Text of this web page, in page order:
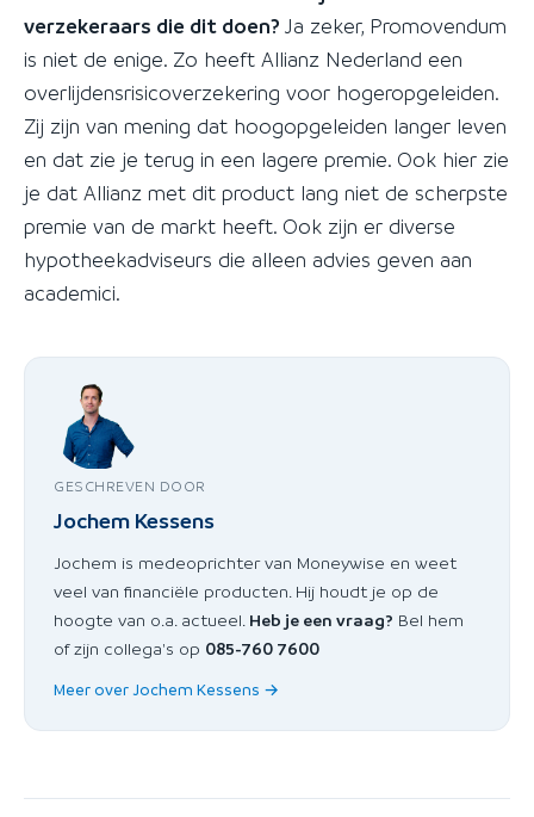
verzekeraars die dit doen? Ja zeker, Promovendum
is niet de enige. Zo heeft Allianz Nederland een
overlijdensrisicoverzekering voor hogeropgeleiden.
Zij zijn van mening dat hoogopgeleiden langer leven
en dat zie je terug in een lagere premie. Ook hier zie
je dat Allianz met dit product lang niet de scherpste
premie van de markt heeft. Ook zijn er diverse
hypotheekadviseurs die alleen advies geven aan
academici.
GESCHREVEN DOOR
Jochem Kessens
Jochem is medeoprichter van Moneywise en weet
veel van financiële producten. Hij houdt je op de
hoogte van o.a. actueel. Heb je een vraag? Bel hem
of zijn collega's op 085-760 7600
Meer over Jochem Kessens →